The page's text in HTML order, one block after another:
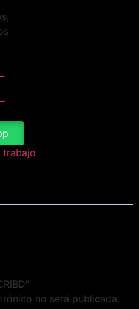
trabajo
no será publicada.